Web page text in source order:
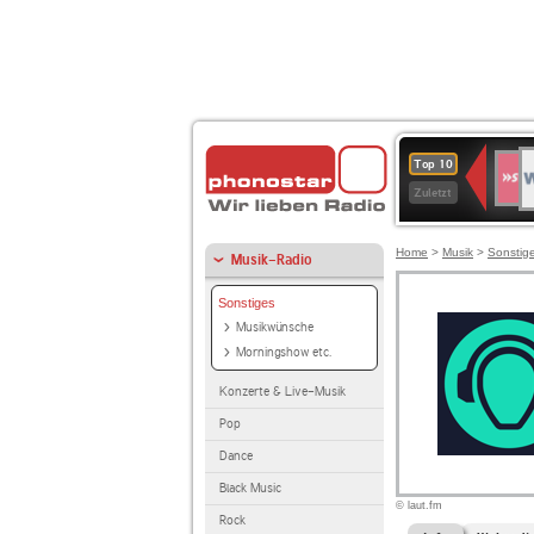
Top 10
Zuletzt
4
Musik-Radio
Sonstiges
Musikwünsche
Morningshow etc.
Konzerte & Live-Musik
Pop
Dance
Black Music
Rock
Home > Musik >
© laut.fm